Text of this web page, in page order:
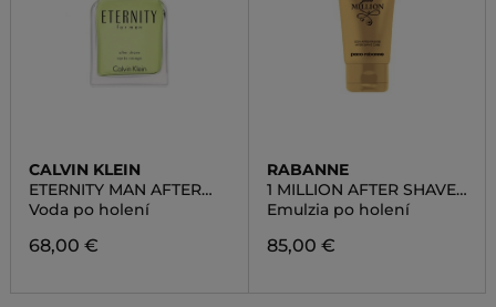
CALVIN KLEIN
ETERNITY MAN AFTER
SHAVE
Voda po holení
68,00 €
RABANNE
1 MILLION AFTER SHAVE
LOTION
Emulzia po holení
85,00 €